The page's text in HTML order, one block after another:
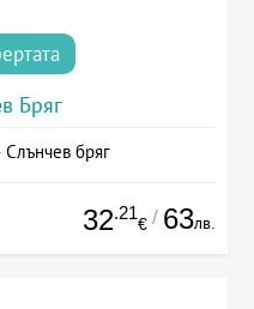
Бряг
бряг
32.21
€ / 63лв.